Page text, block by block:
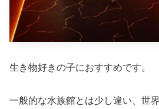
生き物好きの子におすすめです。
一般的な水族館とは少し違い、世